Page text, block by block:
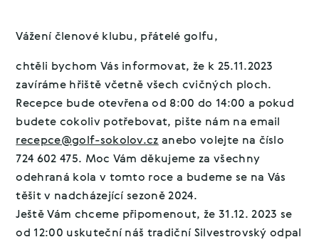
Vážení členové klubu, přátelé golfu,
chtěli bychom Vás informovat, že k 25.11.2023
zavíráme hřiště včetně všech cvičných ploch.
Recepce bude otevřena od 8:00 do 14:00 a pokud
budete cokoliv potřebovat, pište nám na email
recepce@golf-sokolov.cz anebo volejte na číslo
724 602 475. Moc Vám děkujeme za všechny
odehraná kola v tomto roce a budeme se na Vás
těšit v nadcházející sezoně 2024.
Ještě Vám chceme připomenout, že 31.12. 2023 se
od 12:00 uskuteční náš tradiční Silvestrovský odpal